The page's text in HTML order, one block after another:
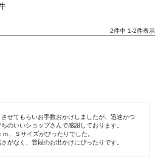
2件中 1-2件表示
せてもらいお手数おかけしましたが、迅速かつ
のいいショップさんで感謝しております。
、Ｓサイズがぴったりでした。
がなく、普段のお出かけにぴったりです。